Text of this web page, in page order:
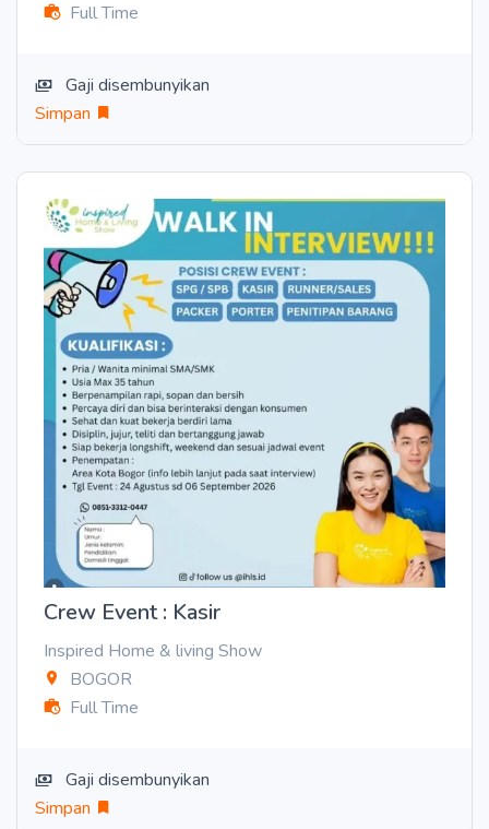
Full Time
Gaji disembunyikan
Simpan
Crew Event : Kasir
Inspired Home & living Show
BOGOR
Full Time
Gaji disembunyikan
Simpan